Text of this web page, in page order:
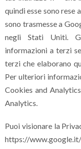
quindi esse sono rese
sono trasmesse a
negli Stati Uniti.
informazioni a terzi
terzi che elaborano
Per ulteriori
Cookies and
Analytics.
Puoi visionare la
https://